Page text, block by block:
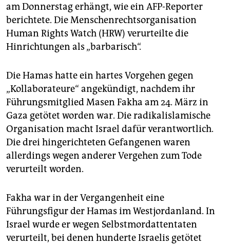
unterstützen
abo
genossenschaft
epaper login
am Donnerstag erhängt, wie ein AFP-Reporter
berichtete. Die Menschenrechtsorganisation
Human Rights Watch (HRW) verurteilte die
Hinrichtungen als „barbarisch“.
Die Hamas hatte ein hartes Vorgehen gegen
„Kollaborateure“ angekündigt, nachdem ihr
Führungsmitglied Masen Fakha am 24. März in
Gaza getötet worden war. Die radikalislamische
Organisation macht Israel dafür verantwortlich.
Die drei hingerichteten Gefangenen waren
allerdings wegen anderer Vergehen zum Tode
verurteilt worden.
Fakha war in der Vergangenheit eine
Führungsfigur der Hamas im Westjordanland. In
Israel wurde er wegen Selbstmordattentaten
verurteilt, bei denen hunderte Israelis getötet